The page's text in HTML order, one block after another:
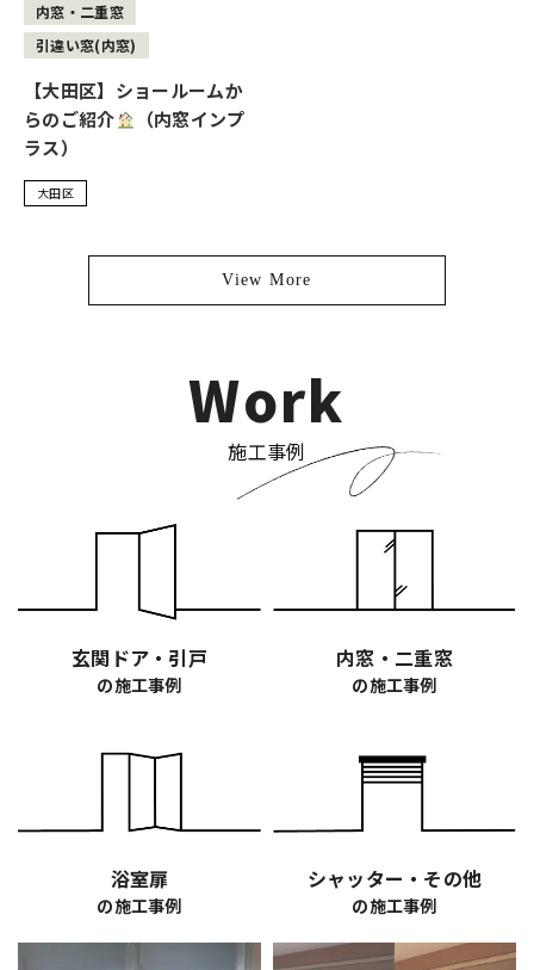
内窓・二重窓
引違い窓(内窓)
【大田区】ショールームか
らのご紹介
（内窓インプ
ラス）
大田区
View More
Work
施工事例
玄関ドア・引戸
の施工事例
内窓・二重窓
の施工事例
浴室扉
の施工事例
シャッター・その他
の施工事例